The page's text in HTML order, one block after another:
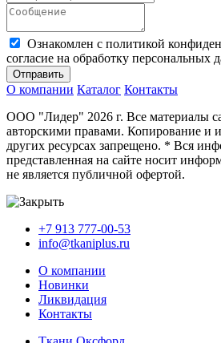
Ознакомлен с политикой
согласие на обработку персональных
Отправить
О компании Каталог Контакты
ООО "Лидер" 2026 г. Все материалы
авторскими правами. Копирование и
других ресурсах запрещено. * Вся
представленная на сайте носит
не является публичной офертой.
+7 913 777-00-53
info@tkaniplus.ru
О компании
Новинки
Ликвидация
Контакты